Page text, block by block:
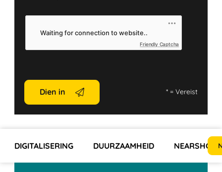
Friendly Captcha
Dien in *= Vereist
DIGITALISERING DUURZAAMHEID